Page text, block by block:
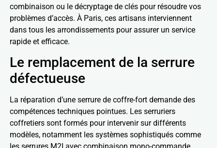
combinaison ou le décryptage de clés pour résoudre vos
problèmes d’accès. À Paris, ces artisans interviennent
dans tous les arrondissements pour assurer un service
rapide et efficace.
Le remplacement de la serrure
défectueuse
La réparation d’une serrure de coffre-fort demande des
compétences techniques pointues. Les serruriers
coffretiers sont formés pour intervenir sur différents
modèles, notamment les systèmes sophistiqués comme